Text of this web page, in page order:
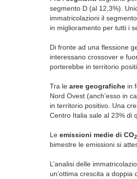
segmento D (al 12,3%).
immatricolazioni il
in miglioramento per tutti i
Di fronte ad una flessione
interessano crossover e
porterebbe in territorio
Tra le aree geografiche in
Nord Ovest (anch’esso in
in territorio positivo. Una
Centro Italia sale al 23% di
Le emissioni medie di CO2
bimestre le emissioni si
L’analisi delle
un’ottima crescita a